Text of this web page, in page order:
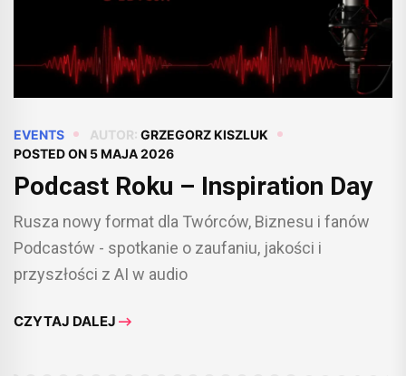
EVENTS AUTOR: GRZEGORZ KISZLUK
POSTED ON 5 MAJA 2026
Podcast Roku – Inspiration Day
Rusza nowy format dla Twórców, Biznesu i fanów
Podcastów - spotkanie o zaufaniu, jakości i
przyszłości z AI w audio
CZYTAJ DALEJ